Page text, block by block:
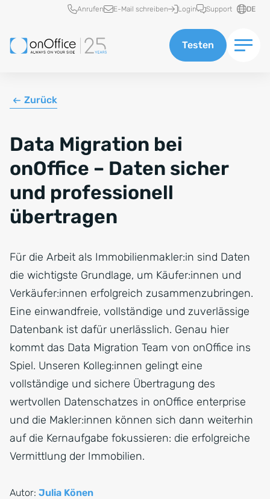
Schnellzugriff
Anrufen E-Mail schreiben Login Support DE
Testen
Zurück
Data Migration bei
onOffice – Daten sicher
und professionell
übertragen
Für die Arbeit als Immobilienmakler:in sind Daten
die wichtigste Grundlage, um Käufer:innen und
Verkäufer:innen erfolgreich zusammenzubringen.
Eine einwandfreie, vollständige und zuverlässige
Datenbank ist dafür unerlässlich. Genau hier
kommt das Data Migration Team von onOffice ins
Spiel. Unseren Kolleg:innen gelingt eine
vollständige und sichere Übertragung des
wertvollen Datenschatzes in onOffice enterprise
und die Makler:innen können sich dann weiterhin
auf die Kernaufgabe fokussieren: die erfolgreiche
Vermittlung der Immobilien.
Autor: Julia Könen